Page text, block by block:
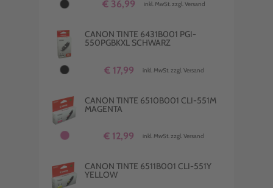
€ 36,99 inkl. MwSt. zzgl. Versand
CANON TINTE 6431B001 PGI-
550PGBKXL SCHWARZ
€ 17,99 inkl. MwSt. zzgl. Versand
CANON TINTE 6510B001 CLI-551M
MAGENTA
€ 12,99 inkl. MwSt. zzgl. Versand
CANON TINTE 6511B001 CLI-551Y
YELLOW